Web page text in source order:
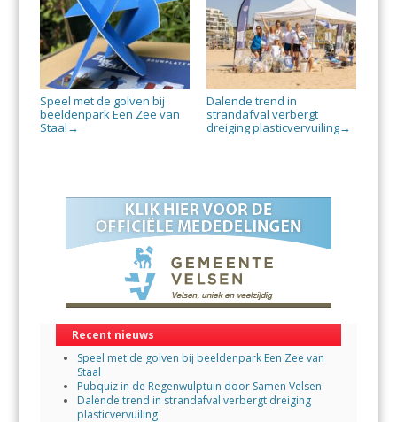
Speel met de golven bij
beeldenpark Een Zee van
Staal →
Dalende trend in
strandafval verbergt
dreiging plasticvervuiling→
Recent nieuws
Speel met de golven bij beeldenpark Een Zee van
Staal
Pubquiz in de Regenwulptuin door Samen Velsen
Dalende trend in strandafval verbergt dreiging
plasticvervuiling